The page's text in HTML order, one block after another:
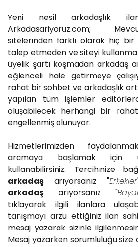
Yeni nesil arkadaşlık
Arkadasariyoruz.com;
sitelerinden farklı olarak hiç
talep etmeden ve siteyi
üyelik şartı koşmadan arkadaş
eğlenceli hale getirmeye
rahat bir sohbet ve arkadaşlık
yapılan tüm işlemler
oluşabilecek herhangi bir
engellenmiş olunuyor.
Hizmetlerimizden
aramaya başlamak için
kullanabilirsiniz. Tercihinize
arkadaş arıyorsanız "Erkekler
arkadaş arıyorsanız "
tıklayarak ilgili ilanlara
tanışmayı arzu ettiğiniz ilan
mesaj yazarak sizinle
Mesaj yazarken sorumluluğu size